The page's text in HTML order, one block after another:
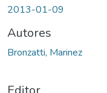
2013-01-09
Autores
Bronzatti, Marinez